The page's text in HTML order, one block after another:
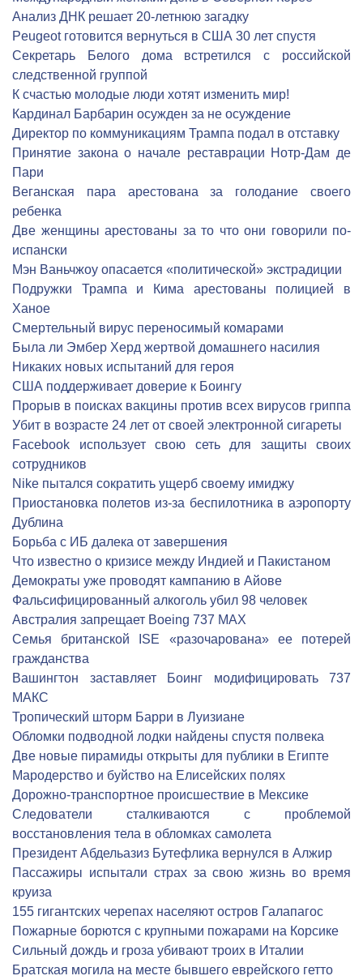
Анализ ДНК решает 20-летнюю загадку
Peugeot готовится вернуться в США 30 лет спустя
Секретарь Белого дома встретился с российской
следственной группой
К счастью молодые люди хотят изменить мир!
Кардинал Барбарин осужден за не осуждение
Директор по коммуникациям Трампа подал в отставку
Принятие закона о начале реставрации Нотр-Дам де
Пари
Веганская пара арестована за голодание своего
ребенка
Две женщины арестованы за то что они говорили по-
испански
Мэн Ваньчжоу опасается «политической» экстрадиции
Подружки Трампа и Кима арестованы полицией в
Ханое
Смертельный вирус переносимый комарами
Была ли Эмбер Херд жертвой домашнего насилия
Никаких новых испытаний для героя
США поддерживает доверие к Боингу
Прорыв в поисках вакцины против всех вирусов гриппа
Убит в возрасте 24 лет от своей электронной сигареты
Facebook использует свою сеть для защиты своих
сотрудников
Nike пытался сократить ущерб своему имиджу
Приостановка полетов из-за беспилотника в аэропорту
Дублина
Борьба с ИБ далека от завершения
Что известно о кризисе между Индией и Пакистаном
Демократы уже проводят кампанию в Айове
Фальсифицированный алкоголь убил 98 человек
Австралия запрещает Boeing 737 MAX
Семья британской ISE «разочарована» ее потерей
гражданства
Вашингтон заставляет Боинг модифицировать 737
МАКС
Тропический шторм Барри в Луизиане
Обломки подводной лодки найдены спустя полвека
Две новые пирамиды открыты для публики в Египте
Мародерство и буйство на Елисейских полях
Дорожно-транспортное происшествие в Мексике
Следователи сталкиваются с проблемой
восстановления тела в обломках самолета
Президент Абдельазиз Бутефлика вернулся в Алжир
Пассажиры испытали страх за свою жизнь во время
круиза
155 гигантских черепах населяют остров Галапагос
Пожарные борются с крупными пожарами на Корсике
Сильный дождь и гроза убивают троих в Италии
Братская могила на месте бывшего еврейского гетто